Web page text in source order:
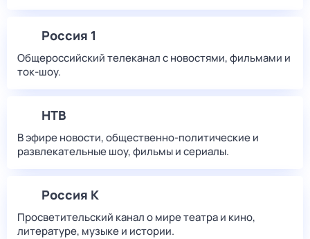
Россия 1
Общероссийский телеканал с новостями, фильмами и
ток-шоу.
НТВ
В эфире новости, общественно-политические и
развлекательные шоу, фильмы и сериалы.
Россия К
Просветительский канал о мире театра и кино,
литературе, музыке и истории.